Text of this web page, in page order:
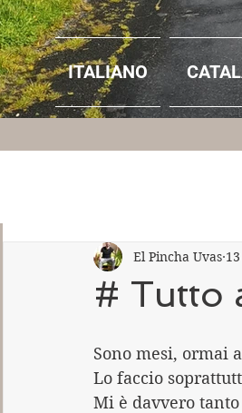
# Tutto
El Pincha Uvas
Sono mesi, ormai
Lo faccio
Mi è davvero
ITALIANO